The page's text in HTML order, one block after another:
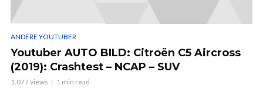
ANDERE YOUTUBER
Youtuber AUTO BILD: Citroën C5 Aircross
(2019): Crashtest – NCAP – SUV
1.077 views 1 min read